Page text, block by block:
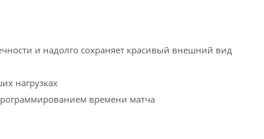
и надолго сохраняет красивый внешний вид
нагрузках
времени матча